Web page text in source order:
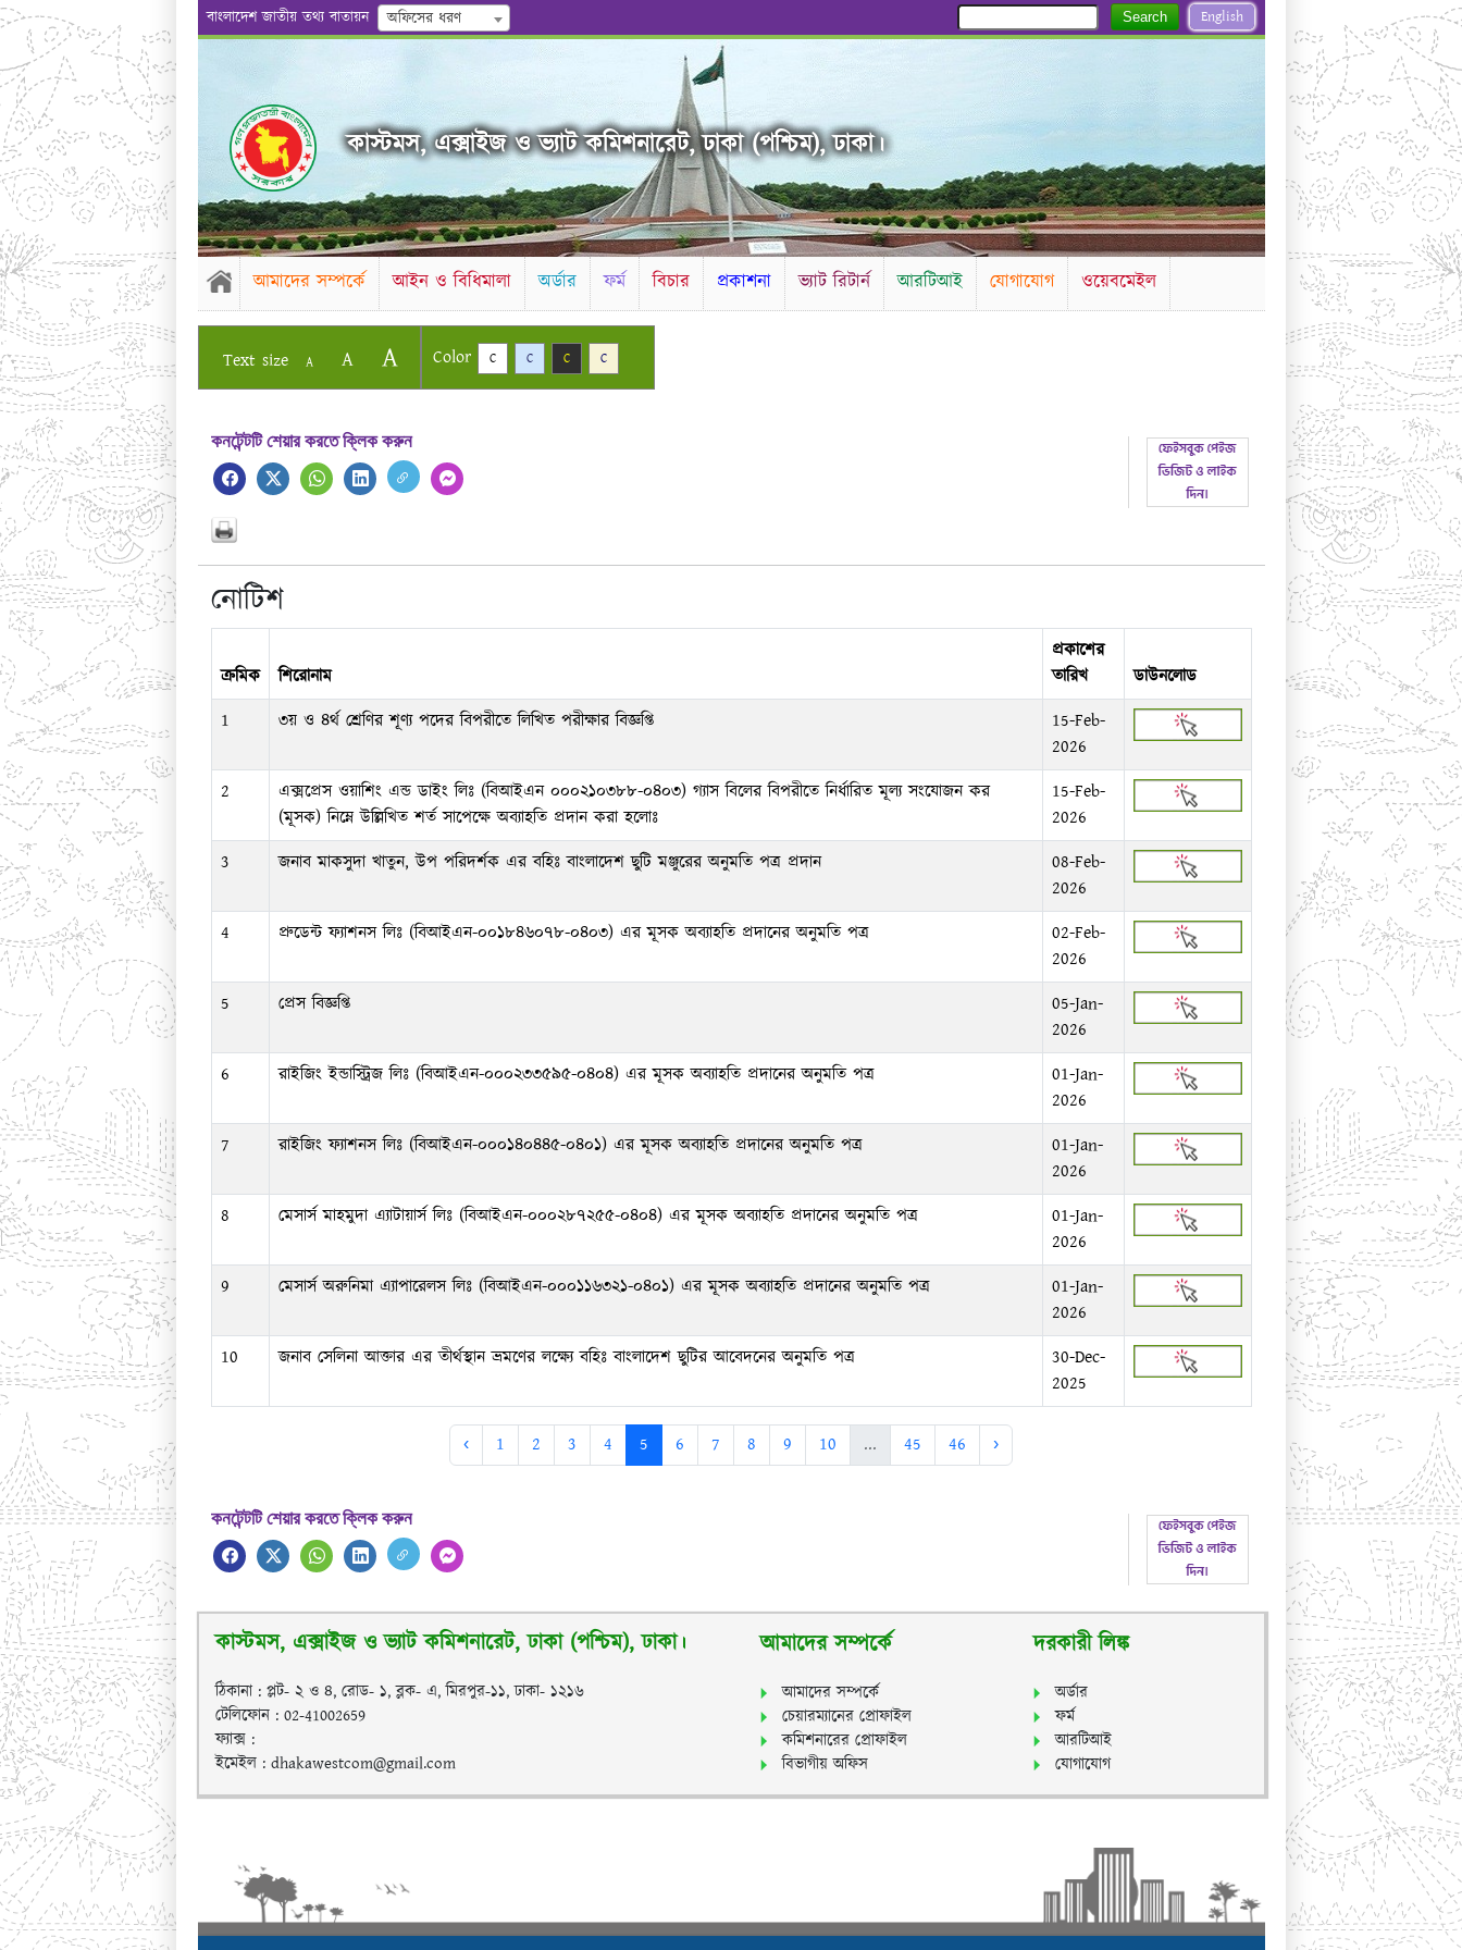
বাংলাদেশ জাতীয় তথ্য বাতায়ন অফিসের ধরণ English
Search
কাস্টমস, এক্সাইজ ও ভ্যাট কমিশনারেট, ঢাকা (পশ্চিম), ঢাকা।
আমাদের সম্পর্কে আইন ও বিধিমালা অর্ডার ফর্ম বিচার প্রকাশনা ভ্যাট রিটার্ন আরটিআই যোগাযোগ ওয়েবমেইল
Text size A A A Color C C C C
কনটেন্টটি শেয়ার করতে ক্লিক করুন
নোটিশ
ক্রমিক শিরোনাম
প্রকাশের
তারিখ
ডাউনলোড
1
৩য় ও ৪র্থ শ্রেণির শূণ্য পদের বিপরীতে লিখিত পরীক্ষার বিজ্ঞপ্তি
15-Feb-
2026
2
এক্সপ্রেস ওয়াশিং এন্ড ডাইং লিঃ (বিআইএন ০০০২১০৩৮৮-০৪০৩) গ্যাস বিলের বিপরীতে নির্ধারিত মূল্য সংযোজন কর
(মূসক) নিম্নে উল্লিখিত শর্ত সাপেক্ষে অব্যাহতি প্রদান করা হলোঃ
15-Feb-
2026
3
জনাব মাকসুদা খাতুন, উপ পরিদর্শক এর বহিঃ বাংলাদেশ ছুটি মঞ্জুরের অনুমতি পত্র প্রদান
08-Feb-
2026
4
প্রুডেন্ট ফ্যাশনস লিঃ (বিআইএন-০০১৮৪৬০৭৮-০৪০৩) এর মূসক অব্যাহতি প্রদানের অনুমতি পত্র
02-Feb-
2026
5
প্রেস বিজ্ঞপ্তি
05-Jan-
2026
6
রাইজিং ইন্ডাস্ট্রিজ লিঃ (বিআইএন-০০০২৩৩৫৯৫-০৪০৪) এর মূসক অব্যাহতি প্রদানের অনুমতি পত্র
01-Jan-
2026
7
রাইজিং ফ্যাশনস লিঃ (বিআইএন-০০০১৪০৪৪৫-০৪০১) এর মূসক অব্যাহতি প্রদানের অনুমতি পত্র
01-Jan-
2026
8
মেসার্স মাহমুদা এ্যাটায়ার্স লিঃ (বিআইএন-০০০২৮৭২৫৫-০৪০৪) এর মূসক অব্যাহতি প্রদানের অনুমতি পত্র
01-Jan-
2026
9
মেসার্স অরুনিমা এ্যাপারেলস লিঃ (বিআইএন-০০০১১৬৩২১-০৪০১) এর মূসক অব্যাহতি প্রদানের অনুমতি পত্র
01-Jan-
2026
10
জনাব সেলিনা আক্তার এর তীর্থস্থান ভ্রমণের লক্ষ্যে বহিঃ বাংলাদেশ ছুটির আবেদনের অনুমতি পত্র
30-Dec-
2025
‹ 1 2 3 4 5 6 7 8 9 10 ... 45 46 ›
কনটেন্টটি শেয়ার করতে ক্লিক করুন
কাস্টমস, এক্সাইজ ও ভ্যাট কমিশনারেট, ঢাকা (পশ্চিম), ঢাকা।
ঠিকানা : প্লট- ২ ও ৪, রোড- ১, ব্লক- এ, মিরপুর-১১, ঢাকা- ১২১৬
টেলিফোন : 02-41002659
ফ্যাক্স :
ইমেইল : dhakawestcom@gmail.com
আমাদের সম্পর্কে
আমাদের সম্পর্কে
চেয়ারম্যানের প্রোফাইল
কমিশনারের প্রোফাইল
বিভাগীয় অফিস
দরকারী লিঙ্ক
অর্ডার
ফর্ম
আরটিআই
যোগাযোগ